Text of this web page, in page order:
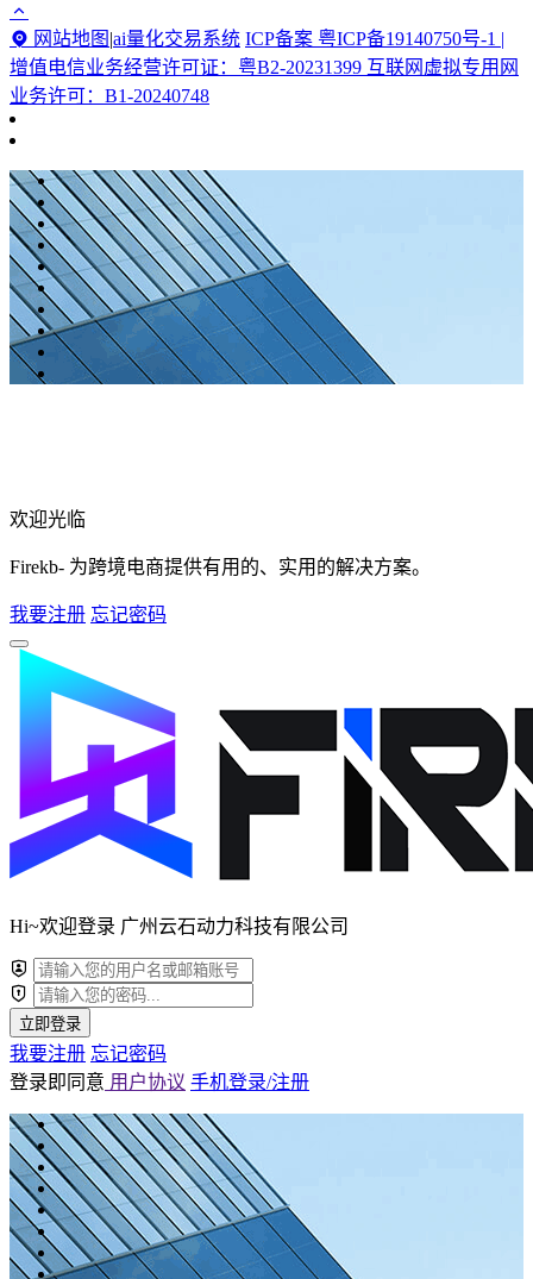
网站地图 |ai量化交易系统 ICP备案 粤ICP备19140750号-1 |
增值电信业务经营许可证：粤B2-20231399 互联网虚拟专用网
业务许可：B1-20240748
欢迎光临
Firekb- 为跨境电商提供有用的、实用的解决方案。
我要注册 忘记密码
Hi~欢迎登录 广州云石动力科技有限公司
立即登录
我要注册 忘记密码
登录即同意 用户协议 手机登录/注册